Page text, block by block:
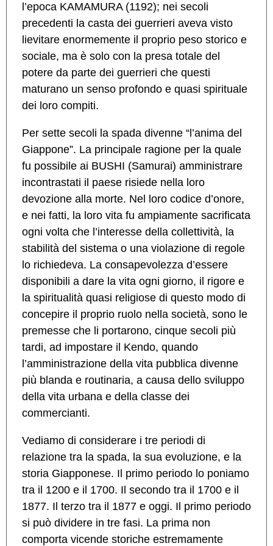
l’epoca KAMAMURA (1192); nei secoli
precedenti la casta dei guerrieri aveva visto
lievitare enormemente il proprio peso storico e
sociale, ma è solo con la presa totale del
potere da parte dei guerrieri che questi
maturano un senso profondo e quasi spirituale
dei loro compiti.
Per sette secoli la spada divenne “l’anima del
Giappone”. La principale ragione per la quale
fu possibile ai BUSHI (Samurai) amministrare
incontrastati il paese risiede nella loro
devozione alla morte. Nel loro codice d’onore,
e nei fatti, la loro vita fu ampiamente sacrificata
ogni volta che l’interesse della collettività, la
stabilità del sistema o una violazione di regole
lo richiedeva. La consapevolezza d’essere
disponibili a dare la vita ogni giorno, il rigore e
la spiritualità quasi religiose di questo modo di
concepire il proprio ruolo nella società, sono le
premesse che li portarono, cinque secoli più
tardi, ad impostare il Kendo, quando
l’amministrazione della vita pubblica divenne
più blanda e routinaria, a causa dello sviluppo
della vita urbana e della classe dei
commercianti.
Vediamo di considerare i tre periodi di
relazione tra la spada, la sua evoluzione, e la
storia Giapponese. Il primo periodo lo poniamo
tra il 1200 e il 1700. Il secondo tra il 1700 e il
1877. Il terzo tra il 1877 e oggi. Il primo periodo
si può dividere in tre fasi. La prima non
comporta vicende storiche estremamente